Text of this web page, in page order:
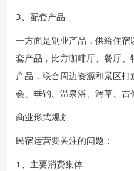
3、配套产品
一方面是副业产品，供给住
套产品，比方咖啡厅、餐厅
产品，联合周边资源和景区
会、垂钓、温泉浴、滑草、古
商业形式规划
民宿运营要关注的问题：
1、主要消费集体